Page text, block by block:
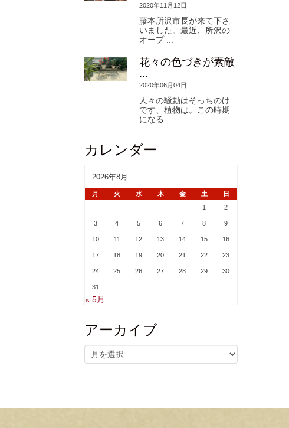
2020年11月12日
藤本所沢市長が来て下さ
いました。最近、所沢の
オープ ...
花々の色づきが素敵
...
2020年06月04日
人々の騒動はそっちのけ
です、植物は。この時期
になる ...
カレンダー
2026年8月
月 火 水 木 金 土
日
1
2
3 4 5 6 7 8 9
10 11 12 13 14 15 16
17 18 19 20 21 22 23
24 25 26 27 28 29 30
31
« 5月
アーカイブ